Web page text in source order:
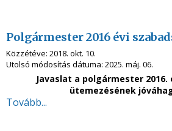
Polgármester 2016 évi
Közzétéve: 2018. okt. 10.
Utolsó módosítás dátuma: 2025. máj. 06.
Javaslat a polgármester 2016.
ütemezésének
Tovább...